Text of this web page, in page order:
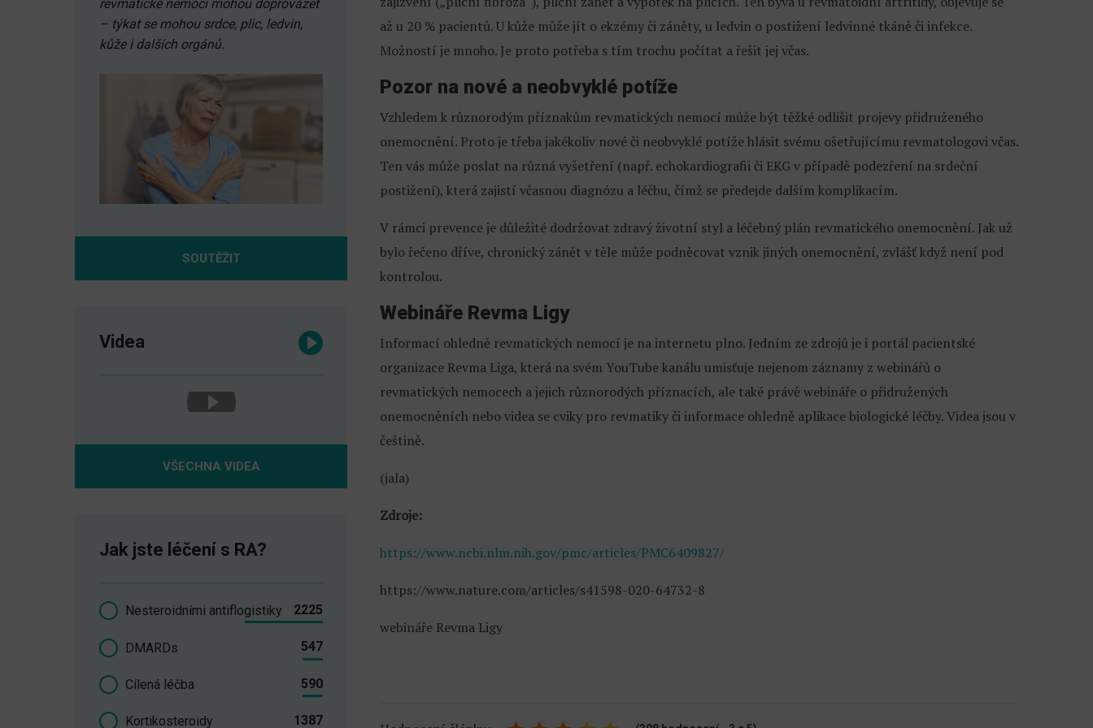
až u 20 % pacientů. U kůže může jít o ekzémy či záněty, u ledvin o postižení ledvinné tkáně či infekce.
Možností je mnoho. Je proto potřeba s tím trochu počítat a řešit jej včas.
Pozor na nové a neobvyklé potíže
Vzhledem k různorodým příznakům revmatických nemocí může být těžké odlišit projevy přidruženého
onemocnění. Proto je třeba jakékoliv nové či neobvyklé potíže hlásit svému ošetřujícímu revmatologovi včas.
Ten vás může poslat na různá vyšetření (např. echokardiografii či EKG v případě podezření na srdeční
postižení), která zajistí včasnou diagnózu a léčbu, čímž se předejde dalším komplikacím.
V rámci prevence je důležité dodržovat zdravý životní styl a léčebný plán revmatického onemocnění. Jak už
bylo řečeno dříve, chronický zánět v těle může podněcovat vznik jiných onemocnění, zvlášť když není pod
kontrolou.
Webináře Revma Ligy
Informací ohledně revmatických nemocí je na internetu plno. Jedním ze zdrojů je i portál pacientské
organizace Revma Liga, která na svém YouTube kanálu umisťuje nejenom záznamy z webinářů o
revmatických nemocech a jejich různorodých příznacích, ale také právě webináře o přidružených
onemocněních nebo videa se cviky pro revmatiky či informace ohledně aplikace biologické léčby. Videa jsou v
češtině.
(jala)
Zdroje:
https://www.ncbi.nlm.nih.gov/pmc/articles/PMC6409827/
https://www.nature.com/articles/s41598-020-64732-8
webináře Revma Ligy
revmatické nemoci mohou doprovázet
– týkat se mohou srdce, plic, ledvin,
kůže i dalších orgánů.
SOUTĚŽIT
Videa
VŠECHNA VIDEA
Jak jste léčení s RA?
Nesteroidními antiflogistiky 2225
DMARDs 547
Cílená léčba 590
Kortikosteroidy 1387